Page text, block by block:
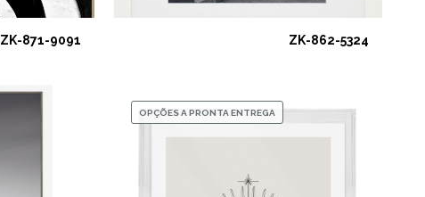
ZK-871-9091 ZK-862-5324
OPÇÕES A PRONTA ENTREGA